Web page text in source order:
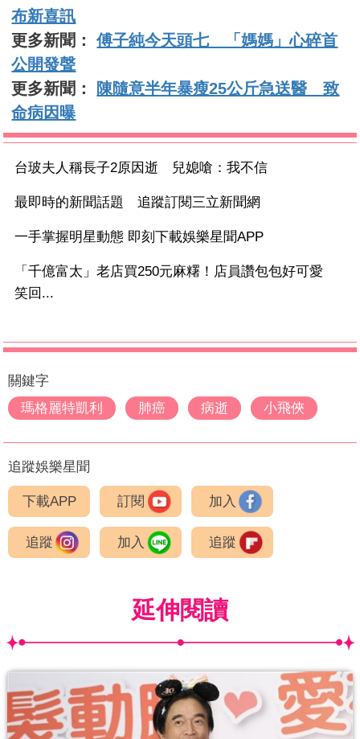
布新喜訊
更多新聞：傅子純今天頭七 「媽媽」心碎首
公開發聲
更多新聞：
陳隨意半年暴瘦25公斤急送醫 致
命病因曝
台玻夫人稱長子2原因逝 兒媳嗆：我不信
最即時的新聞話題 追蹤訂閱三立新聞網
一手掌握明星動態 即刻下載娛樂星聞APP
「千億富太」老店買250元麻糬！店員讚包包好可愛
笑回...
關鍵字
瑪格麗特凱利
肺癌 病逝 小飛俠
追蹤娛樂星聞
下載APP 訂閱 加入
追蹤 加入 追蹤
延伸閱讀